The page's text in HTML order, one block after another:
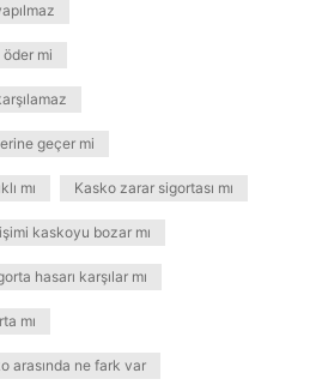
öder mi
geçer mi
mı Kasko zarar sigortası mı
kaskoyu bozar mı
hasarı karşılar mı
mı
arasında ne fark var